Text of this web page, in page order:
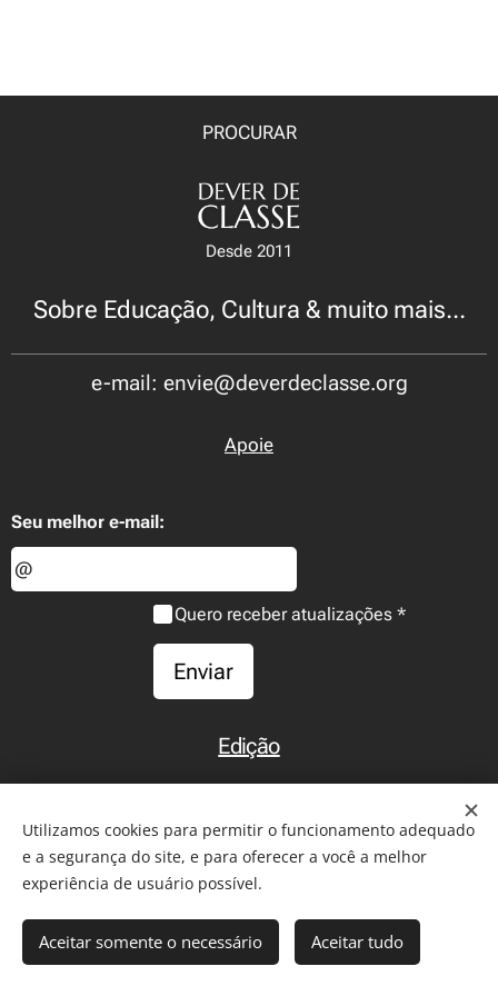
PROCURAR
Desde 2011
Sobre Educação, Cultura & muito mais...
e-mail: envie@deverdeclasse.org
Apoie
Seu melhor e-mail:
Quero receber atualizações
Enviar
Edição
2011-2026 - Todos os direitos reservados. Reprodução de
artigos somente com citação da fonte oulink para a matéria.
Utilizamos cookies para permitir o funcionamento adequado
e a segurança do site, e para oferecer a você a melhor
experiência de usuário possível.
Aceitar somente o necessário Aceitar tudo